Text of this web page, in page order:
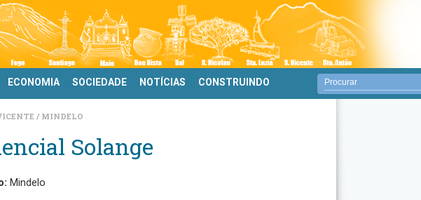
ECONOMIA SOCIEDADE NOTÍCIAS CONSTRUINDO
MINDELO
Solange
Mindelo